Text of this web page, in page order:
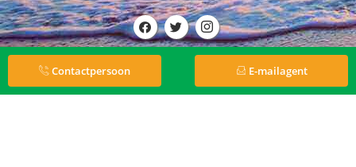
Contactpersoon E-mailagent